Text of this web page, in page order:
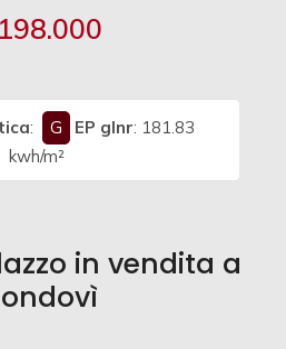
: G EP glnr: 181.83
kwh/m²
in vendita a